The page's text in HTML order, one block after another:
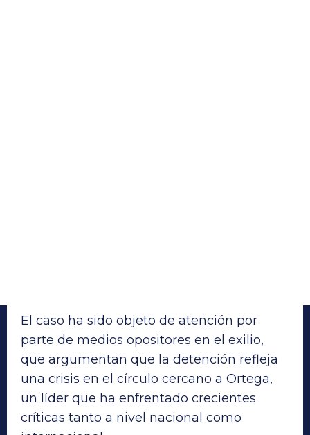
El caso ha sido objeto de atención por
parte de medios opositores en el exilio,
que argumentan que la detención refleja
una crisis en el círculo cercano a Ortega,
un líder que ha enfrentado crecientes
críticas tanto a nivel nacional como